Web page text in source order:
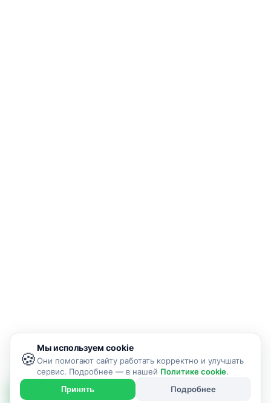
🍪
Мы используем cookie
Они помогают сайту работать корректно и улучшать
сервис. Подробнее — в нашей Политике cookie.
Принять Подробнее